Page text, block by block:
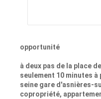
opportunité
à deux pas de la place
seulement 10 minutes
seine gare d'asnières-
copropriété,